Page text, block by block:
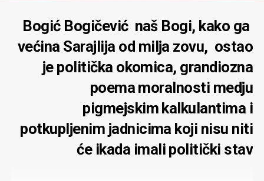
Bogić Bogičević naš Bogi, kako ga
većina Sarajlija od milja zovu, ostao
je politička okomica, grandiozna
poema moralnosti medju
pigmejskim kalkulantima i
potkupljenim jadnicima koji nisu niti
će ikada imali politički stav